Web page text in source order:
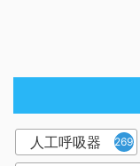
人工呼吸器 2698